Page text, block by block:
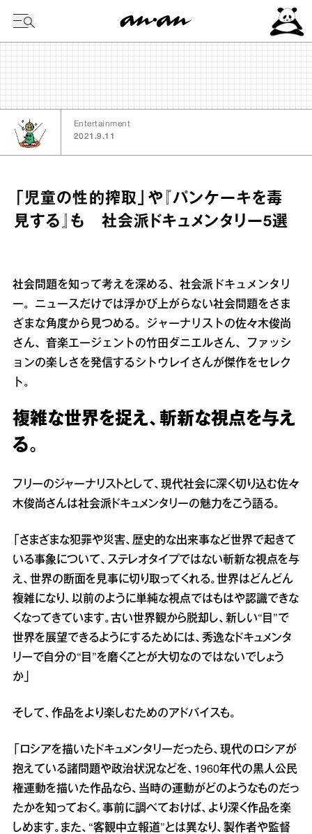
Entertainment
2021.9.11
「児童の性的搾取」や『パンケーキを毒
見する』も 社会派ドキュメンタリー5選
社会問題を知って考えを深める、社会派ドキュメンタリ
ー。ニュースだけでは浮かび上がらない社会問題をさま
ざまな角度から見つめる。ジャーナリストの佐々木俊尚
さん、音楽エージェントの竹田ダニエルさん、ファッシ
ョンの楽しさを発信するシトウレイさんが傑作をセレク
ト。
複雑な世界を捉え、斬新な視点を与え
る。
フリーのジャーナリストとして、現代社会に深く切り込む佐々
木俊尚さんは社会派ドキュメンタリーの魅力をこう語る。
「さまざまな犯罪や災害、歴史的な出来事など世界で起きて
いる事象について、ステレオタイプではない斬新な視点を与
え、世界の断面を見事に切り取ってくれる。世界はどんどん
複雑になり、以前のように単純な視点ではもはや認識できな
くなってきています。古い世界観から脱却し、新しい“目”で
世界を展望できるようにするためには、秀逸なドキュメンタ
リーで自分の“目”を磨くことが大切なのではないでしょう
か」
そして、作品をより楽しむためのアドバイスも。
「ロシアを描いたドキュメンタリーだったら、現代のロシアが
抱えている諸問題や政治状況などを、1960年代の黒人公民
権運動を描いた作品なら、当時の運動がどのようなものだっ
たかを知っておく。事前に調べておけば、より深く作品を楽
しめます。また、“客観中立報道”とは異なり、製作者や監督